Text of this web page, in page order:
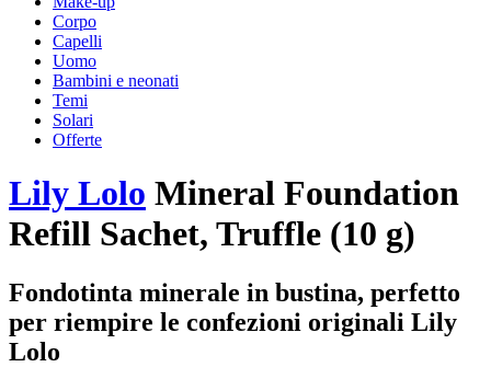
Corpo
Capelli
Uomo
Bambini e neonati
Temi
Solari
Offerte
Lily Lolo Mineral Foundation
Refill Sachet, Truffle (10 g)
Fondotinta minerale in bustina, perfetto
per riempire le confezioni originali Lily
Lolo